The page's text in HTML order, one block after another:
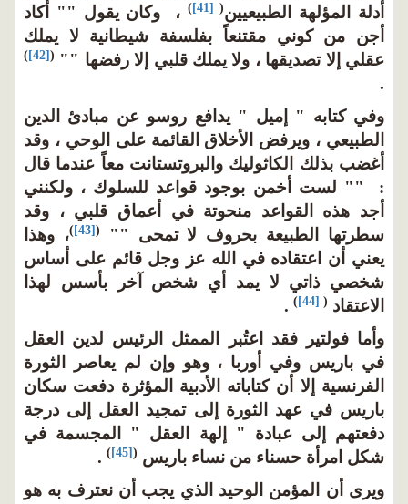
أدلة المؤلهة الطبيعيين(
[41]
) ، وكان يقول "" أكاد
أجن من كوني مقتنعاً بفلسفة شيطانية لا يملك
عقلي إلا تصديقها ، ولا يملك قلبي إلا رفضها "" (
[42]
)
.
وفي كتابه " إميل " يدافع روسو عن مبادئ الدين
الطبيعي ، ويرفض الأخلاق القائمة على الوحي ، وقد
أغضب بذلك الكاثوليك والبروتستانت معاً عندما قال
: "" لست أخمن بوجود قواعد للسلوك ، ولكنني
أجد هذه القواعد منحوتة في أعماق قلبي ، وقد
سطرتها الطبيعة بحروف لا تمحى ""
(
[43]
)، وهذا
يعني أن اعتقاده في الله عز وجل قائم على أساس
شخصي ذاتي لا يمد أي شخص آخر بأسس لهذا
الاعتقاد (
[44]
)
.
وأما فولتير فقد اعتُبر الممثل الرئيس لدين العقل
في باريس وفي أوربا ، وهو وإن لم يعاصر الثورة
الفرنسية إلا أن كتاباته الأدبية المؤثرة دفعت سكان
باريس في عهد الثورة إلى تمجيد العقل إلى درجة
دفعتهم إلى عبادة " إلهة العقل " المجسمة في
شكل امرأة حسناء من نساء باريس (
[45]
)
.
ويرى أن المؤمن الوحيد الذي يجب أن نعترف به هو